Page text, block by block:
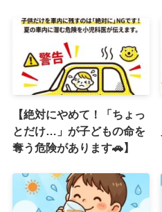
【絶対にやめて！「ちょっ
とだけ…」が子どもの命を
奪う危険があります🚗】